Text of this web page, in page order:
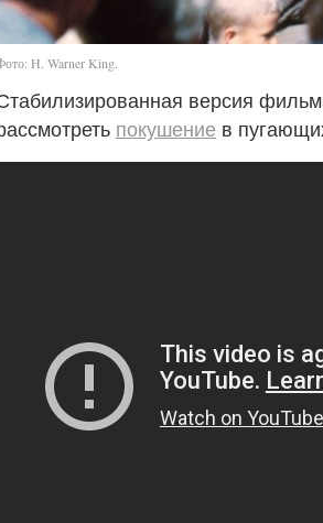
H. Warner King.
версия
покушение в